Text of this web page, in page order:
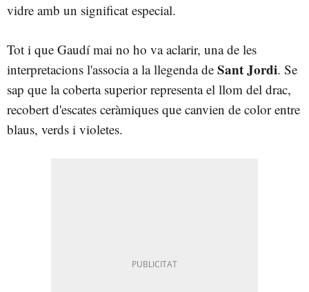
vidre amb un significat especial.
Tot i que Gaudí mai no ho va aclarir, una de les
interpretacions l'associa a la llegenda de Sant Jordi. Se
sap que la coberta superior representa el llom del drac,
recobert d'escates ceràmiques que canvien de color entre
blaus, verds i violetes.